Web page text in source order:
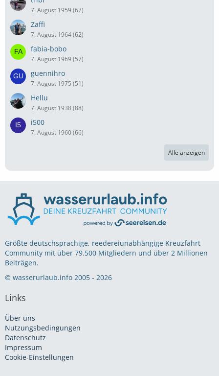
7. August 1959 (67)
Zaffi
7. August 1964 (62)
fabia-bobo
7. August 1969 (57)
guennihro
7. August 1975 (51)
Hellu
7. August 1938 (88)
i500
7. August 1960 (66)
Alle anzeigen
Größte deutschsprachige, reedereiunabhängige Kreuzfahrt
Community mit über 79.500 Mitgliedern und über 2 Millionen
Beiträgen.
© wasserurlaub.info 2005 - 2026
Links
Über uns
Nutzungsbedingungen
Datenschutz
Impressum
Cookie-Einstellungen